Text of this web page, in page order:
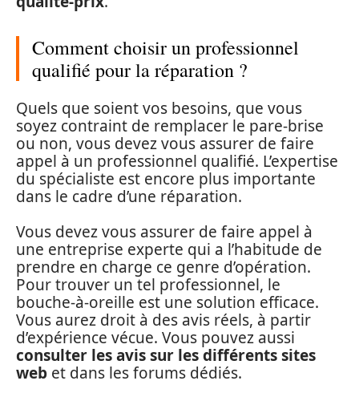
Comment choisir un professionnel
qualifié pour la réparation ?
Quels que soient vos besoins, que vous
soyez contraint de remplacer le pare-brise
ou non, vous devez vous assurer de faire
appel à un professionnel qualifié. L’expertise
du spécialiste est encore plus importante
dans le cadre d’une réparation.
Vous devez vous assurer de faire appel à
une entreprise experte qui a l’habitude de
prendre en charge ce genre d’opération.
Pour trouver un tel professionnel, le
bouche-à-oreille est une solution efficace.
Vous aurez droit à des avis réels, à partir
d’expérience vécue. Vous pouvez aussi
consulter les avis sur les différents sites
web et dans les forums dédiés.